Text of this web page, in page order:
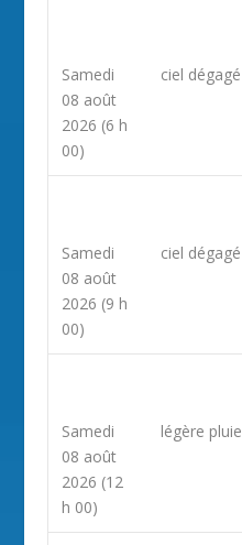
Samedi
08 août
2026 (6 h
00)
ciel dégagé
Samedi
08 août
2026 (9 h
00)
ciel dégagé
Samedi
08 août
2026 (12
h 00)
légère pluie